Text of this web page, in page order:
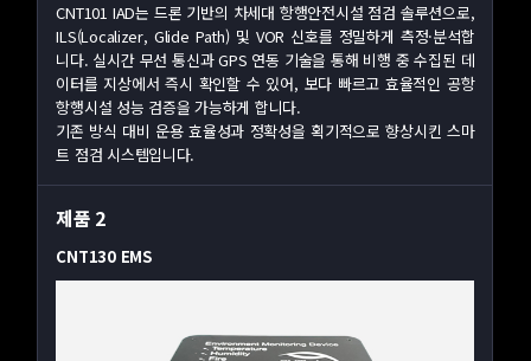
CNT101 IAD는 드론 기반의 차세대 항행안전시설 점검 솔루션으로,
ILS(Localizer, Glide Path) 및 VOR 신호를 정밀하게 측정·분석합
니다. 실시간 무선 통신과 GPS 연동 기술을 통해 비행 중 수집된 데
이터를 지상에서 즉시 확인할 수 있어, 보다 빠르고 효율적인 공항
항행시설 성능 검증을 가능하게 합니다.
기존 방식 대비 운용 효율성과 정확성을 획기적으로 향상시킨 스마
트 점검 시스템입니다.
제품 2
CNT130 EMS